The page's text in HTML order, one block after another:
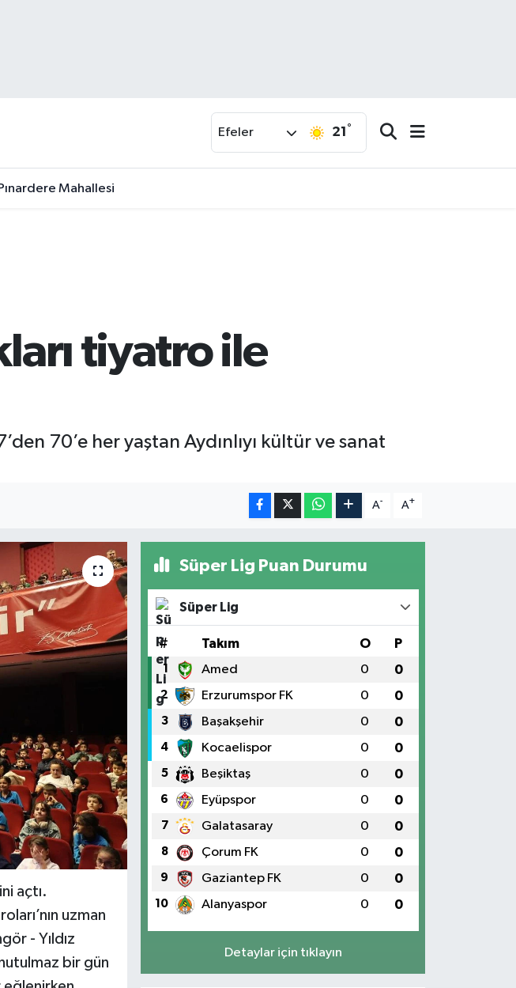
Efeler 21 °
kompozisyon yarışması
tiyatro ile
70’e her yaştan Aydınlıyı kültür ve sanat
A- A+
açtı.
uzman
- Yıldız
bir gün
Süper Lig Puan Durumu
Süper Lig
# Takım O P
1 Amed 0 0
2 Erzurumspor FK 0 0
3 Başakşehir 0 0
4 Kocaelispor 0 0
5 Beşiktaş 0 0
6 Eyüpspor 0 0
7 Galatasaray 0 0
8 Çorum FK 0 0
9 Gaziantep FK 0 0
10 Alanyaspor 0 0
Detaylar için tıklayın